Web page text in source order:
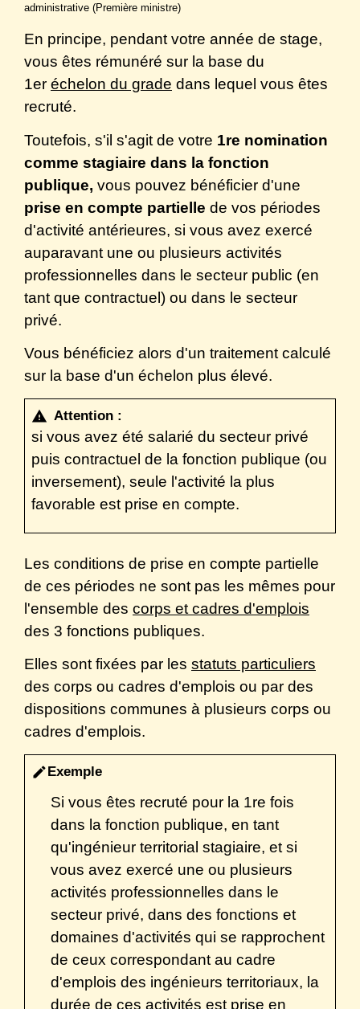
administrative (Première ministre)
En principe, pendant votre année de stage,
vous êtes rémunéré sur la base du
1er échelon du grade dans lequel vous êtes
recruté.
Toutefois, s'il s'agit de votre 1re nomination
comme stagiaire dans la fonction
publique, vous pouvez bénéficier d'une
prise en compte partielle de vos périodes
d'activité antérieures, si vous avez exercé
auparavant une ou plusieurs activités
professionnelles dans le secteur public (en
tant que contractuel) ou dans le secteur
privé.
Vous bénéficiez alors d'un traitement calculé
sur la base d'un échelon plus élevé.
warning Attention :
si vous avez été salarié du secteur privé
puis contractuel de la fonction publique (ou
inversement), seule l'activité la plus
favorable est prise en compte.
Les conditions de prise en compte partielle
de ces périodes ne sont pas les mêmes pour
l'ensemble des corps et cadres d'emplois
des 3 fonctions publiques.
Elles sont fixées par les statuts particuliers
des corps ou cadres d'emplois ou par des
dispositions communes à plusieurs corps ou
cadres d'emplois.
editExemple
Si vous êtes recruté pour la 1re fois
dans la fonction publique, en tant
qu'ingénieur territorial stagiaire, et si
vous avez exercé une ou plusieurs
activités professionnelles dans le
secteur privé, dans des fonctions et
domaines d'activités qui se rapprochent
de ceux correspondant au cadre
d'emplois des ingénieurs territoriaux, la
durée de ces activités est prise en